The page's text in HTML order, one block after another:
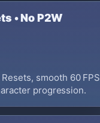
• No P2W
smooth 60 FPS
progression.